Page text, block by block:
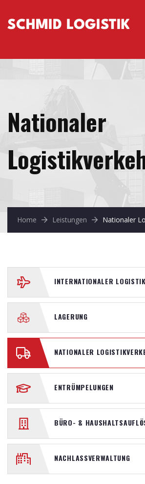
Nationaler
Home Leistungen Nationaler
INTERNATIONALER
LAGERUNG
NATIONALER
ENTRÜMPELUNGEN
BÜRO- &
NACHLASSVERWALTUNG